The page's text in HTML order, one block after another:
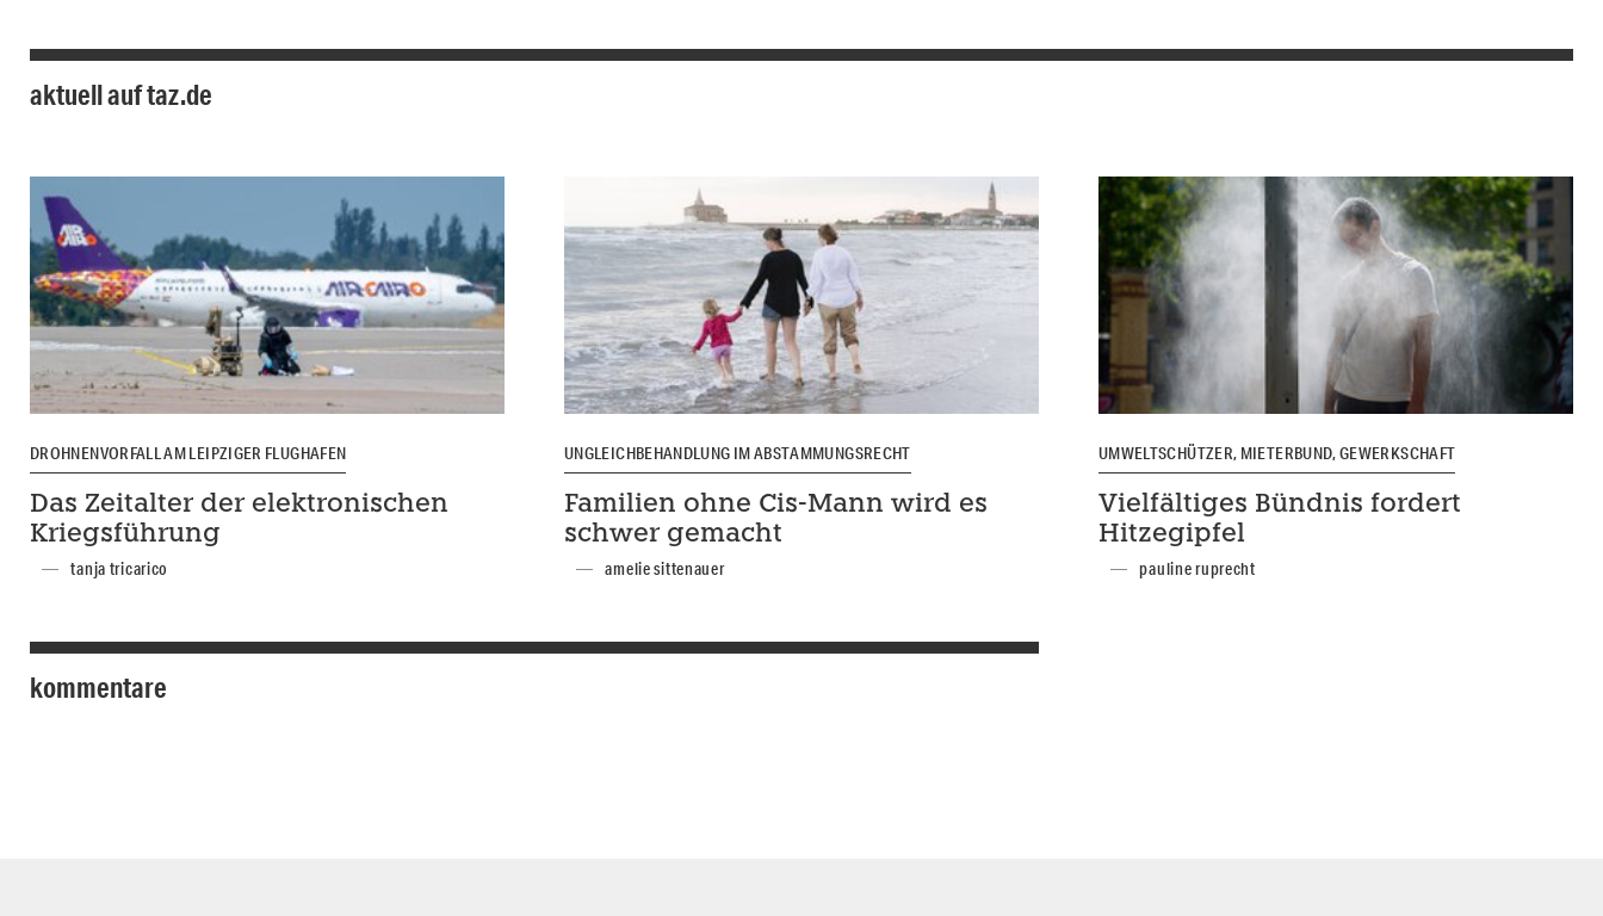
aktuell auf taz.de
DROHNENVORFALL AM LEIPZIGER FLUGHAFEN
Das Zeitalter der elektronischen
Kriegsführung
tanja tricarico
UNGLEICHBEHANDLUNG IM ABSTAMMUNGSRECHT
Familien ohne Cis-Mann wird es
schwer gemacht
amelie sittenauer
UMWELTSCHÜTZER, MIETERBUND, GEWERKSCHAFT
Vielfältiges Bündnis fordert
Hitzegipfel
pauline ruprecht
kommentare